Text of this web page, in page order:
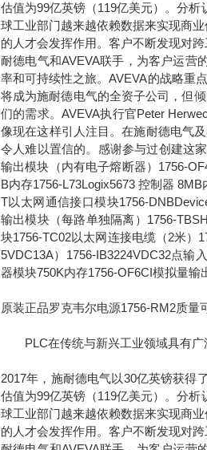
估值为99亿英镑（119亿美元）。分
球工业部门越来越依赖数据来实现商
的人才会发挥作用。客户不断发现对
耐德电气和AVEVA联手，为客户运营
率和可持续性之旅。AVEVA的战略重
将成为施耐德电气的全资子公司，但
们的需求。AVEVA执行官Peter
像现在这样引人注目。在施耐德电气
令人难以置信的。感谢参与过创建这
输出模块（内有电子熔断器）1756-
B内存1756-L73Logix5673 控制器
T以太网通信接口模块1756-
输出模块（每路单独隔离）1756-
块1756-TC02以太网连接电缆（2米）
5VDC13A）1756-IB3224VDC32点输
器模块750K内存1756-OF6CI模拟量输
原装正品罗克韦尔电源1756-RM2质量
PLC在传统与新兴工业领域具有广
2017年，施耐德电气以30亿英镑获得
估值为99亿英镑（119亿美元）。分
球工业部门越来越依赖数据来实现商
的人才会发挥作用。客户不断发现对